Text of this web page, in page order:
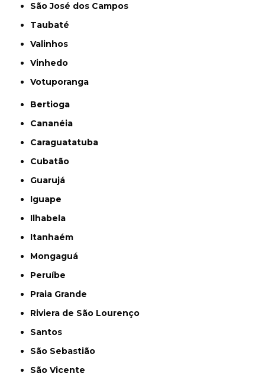
São José dos Campos
Taubaté
Valinhos
Vinhedo
Votuporanga
Bertioga
Cananéia
Caraguatatuba
Cubatão
Guarujá
Iguape
Ilhabela
Itanhaém
Mongaguá
Peruíbe
Praia Grande
Riviera de São Lourenço
Santos
São Sebastião
São Vicente